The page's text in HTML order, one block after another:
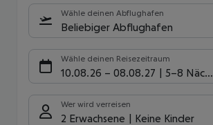
Wähle deinen Abflughafen
Beliebiger Abflughafen
Wähle deinen Reisezeitraum
10.08.26 – 08.08.27 5-8 Nächte
Wer wird verreisen
2 Erwachsene Keine Kinder